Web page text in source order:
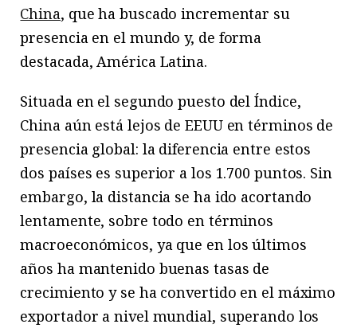
China, que ha buscado incrementar su
presencia en el mundo y, de forma
destacada, América Latina.
Situada en el segundo puesto del Índice,
China aún está lejos de EEUU en términos de
presencia global: la diferencia entre estos
dos países es superior a los 1.700 puntos. Sin
embargo, la distancia se ha ido acortando
lentamente, sobre todo en términos
macroeconómicos, ya que en los últimos
años ha mantenido buenas tasas de
crecimiento y se ha convertido en el máximo
exportador a nivel mundial, superando los